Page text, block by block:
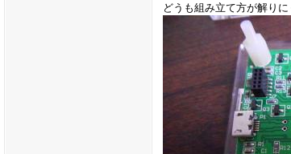
どうも組み立て方が解り